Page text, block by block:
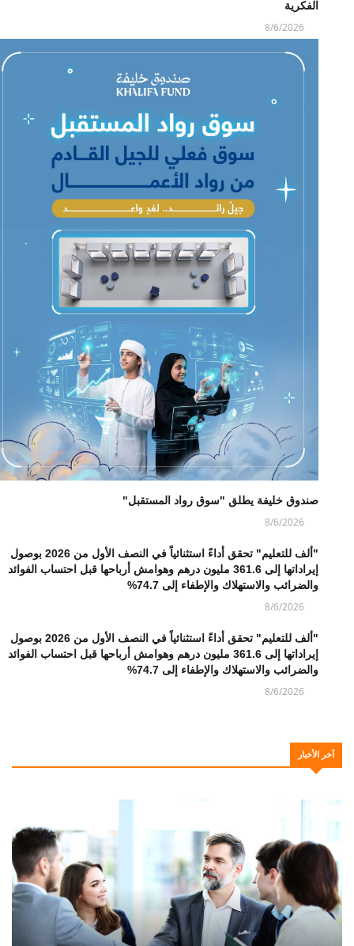
الفكرية
8/6/2026
صندوق خليفة يطلق "سوق رواد المستقبل"
8/6/2026
"ألف للتعليم" تحقق أداءً استثنائياً في النصف الأول من 2026 بوصول
إيراداتها إلى 361.6 مليون درهم وهوامش أرباحها قبل احتساب الفوائد
والضرائب والاستهلاك والإطفاء إلى 74.7%
8/6/2026
"ألف للتعليم" تحقق أداءً استثنائياً في النصف الأول من 2026 بوصول
إيراداتها إلى 361.6 مليون درهم وهوامش أرباحها قبل احتساب الفوائد
والضرائب والاستهلاك والإطفاء إلى 74.7%
8/6/2026
آخر الأخبار